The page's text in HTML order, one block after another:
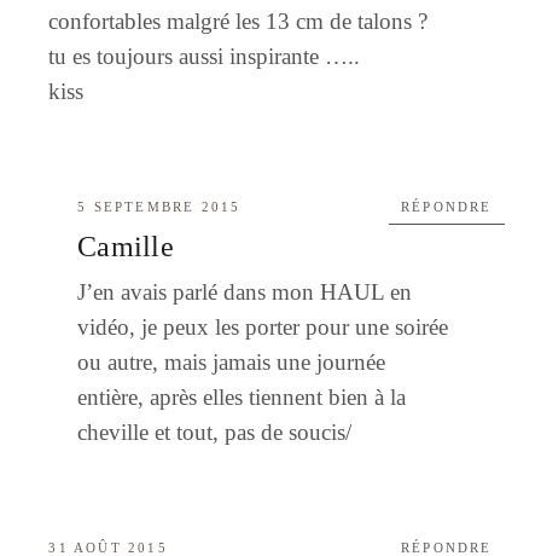
confortables malgré les 13 cm de talons ?
tu es toujours aussi inspirante …..
kiss
5 SEPTEMBRE 2015
Camille
J’en avais parlé dans mon HAUL en
vidéo, je peux les porter pour une soirée
ou autre, mais jamais une journée
entière, après elles tiennent bien à la
cheville et tout, pas de soucis/
RÉPONDRE
31 AOÛT 2015 RÉPONDRE